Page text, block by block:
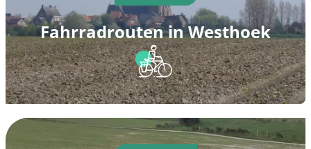
Fahrradrouten in Westhoek